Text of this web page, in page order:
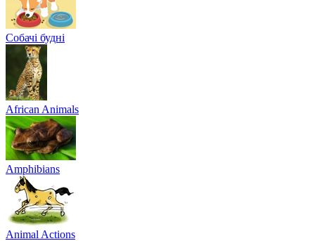
Собачі будні
African Animals
Amphibians
Animal Actions